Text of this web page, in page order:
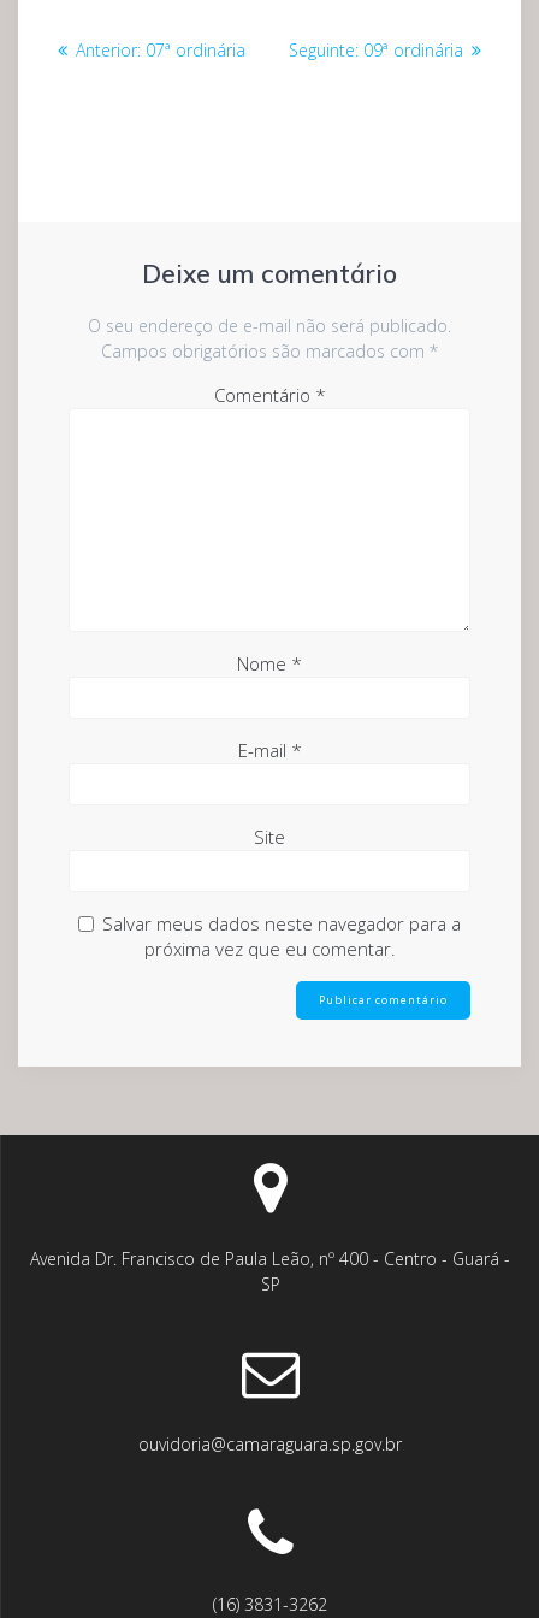
Navegação
Anterior: Post
07ª ordinária Seguinte: Post
09ª ordinária
Deixe um comentário
O seu endereço de e-mail não será publicado.
Campos obrigatórios são marcados com *
Comentário *
Nome *
E-mail *
Site
Salvar meus dados neste navegador para a
próxima vez que eu comentar.
Avenida Dr. Francisco de Paula Leão, nº 400 - Centro - Guará -
SP
ouvidoria@camaraguara.sp.gov.br
(16) 3831-3262